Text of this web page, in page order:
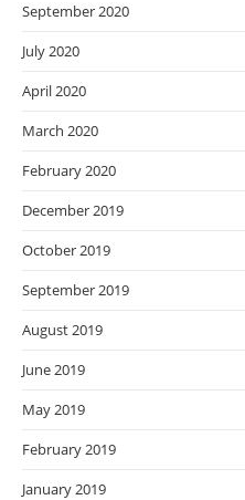
September 2020
July 2020
April 2020
March 2020
February 2020
December 2019
October 2019
September 2019
August 2019
June 2019
May 2019
February 2019
January 2019